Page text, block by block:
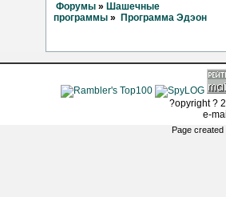
Форумы » Шашечные
программы » Программа Эдэон
?opyright ?
e-
Page